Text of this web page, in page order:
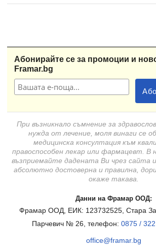
Абонирайте се за промоции и
Framar.bg
При възникнало съмнение за
нужда от лечение, моля винаги се
медицинска консултация към
правоспособен лекар или фармацевт. В
възприемайте дадената Ви чрез сайта
абсолютно достоверна и правилна,
окаже такава.
Данни на Фрамар ООД:
Фрамар ООД, ЕИК: 123732525, Стара
Парчевич № 26, телефон: 0875 /
office@framar.bg